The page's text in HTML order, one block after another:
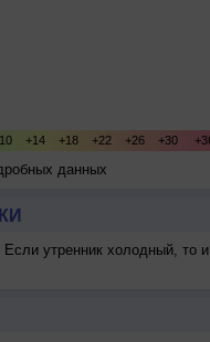
данных
утренник холодный, то и